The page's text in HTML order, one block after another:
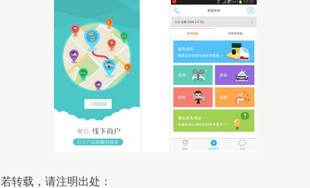
转载，请注明出处：